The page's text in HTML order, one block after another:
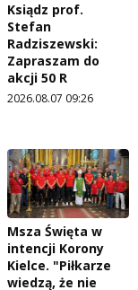
Ksiądz prof.
Stefan
Radziszewski:
Zapraszam do
akcji 50 R
2026.08.07 09:26
Msza Święta w
intencji Korony
Kielce. "Piłkarze
wiedzą, że nie